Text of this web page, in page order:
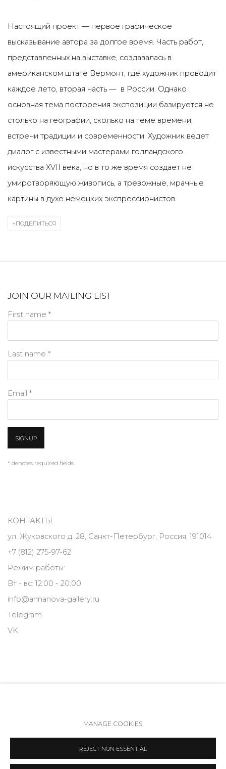
Настоящий проект — первое графическое
высказывание автора за долгое время. Часть работ,
представленных на выставке, создавалась в
американском штате Вермонт, где художник проводит
каждое лето, вторая часть — в России. Однако
основная тема построения экспозиции базируется не
столько на географии, сколько на теме времени,
встречи традиции и современности. Художник ведет
диалог с известными мастерами голландского
искусства XVII века, но в то же время создает не
умиротворяющую живопись, а тревожные, мрачные
картины в духе немецких экспрессионистов.
ПОДЕЛИТЬСЯ
JOIN OUR MAILING LIST
First name *
Last name *
Email *
SIGNUP
* denotes required fields
КОНТАКТЫ
ул. Жуковского д. 28, Санкт-Петербург, Россия, 191014
+7 (812) 275-97-62
Режим работы:
Вт - вс: 12:00 - 20:00
info@annanova-gallery.ru
Telegram
VK
COPYRIGHT © 2026 ANNA NOVA GALLERY SITE BY ARTLOGIC
MANAGE COOKIES
REJECT NON ESSENTIAL